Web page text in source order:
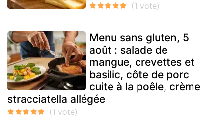
Menu sans gluten, 5
août : salade de
mangue, crevettes et
basilic, côte de porc
cuite à la poêle, crème
stracciatella allégée